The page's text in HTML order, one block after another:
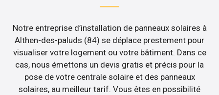
Notre entreprise d’installation de panneaux solaires à
Althen-des-paluds (84) se déplace prestement pour
visualiser votre logement ou votre bâtiment. Dans ce
cas, nous émettons un devis gratis et précis pour la
pose de votre centrale solaire et des panneaux
solaires, au meilleur tarif. Vous êtes en possibilité